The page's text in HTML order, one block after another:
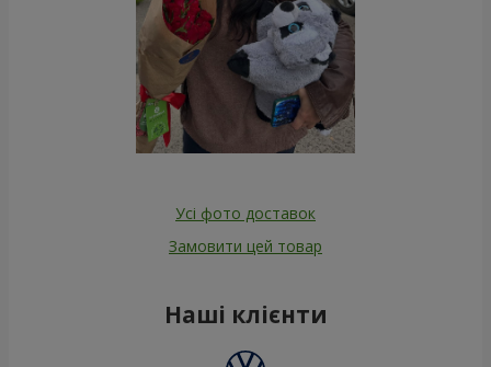
Усі фото доставок
Замовити цей товар
Наші клієнти